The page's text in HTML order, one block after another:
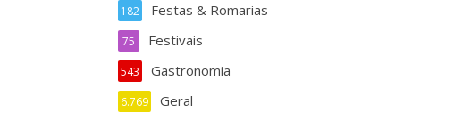
Festas & Romarias
182
Festivais
75
Gastronomia
543
Geral
6.769